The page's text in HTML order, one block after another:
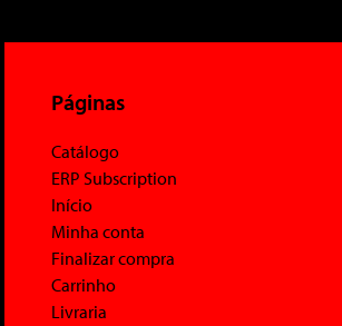
Páginas
Catálogo
ERP Subscription
Início
Minha conta
Finalizar compra
Carrinho
Livraria